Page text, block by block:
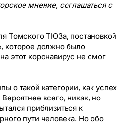
мнение, соглашаться с
Томского ТЮЗа, постановкой
которое должно было
этот коронавирус не смог
о такой категории, как успех
всего, никак, но
приблизиться к
пути человека. Но обо